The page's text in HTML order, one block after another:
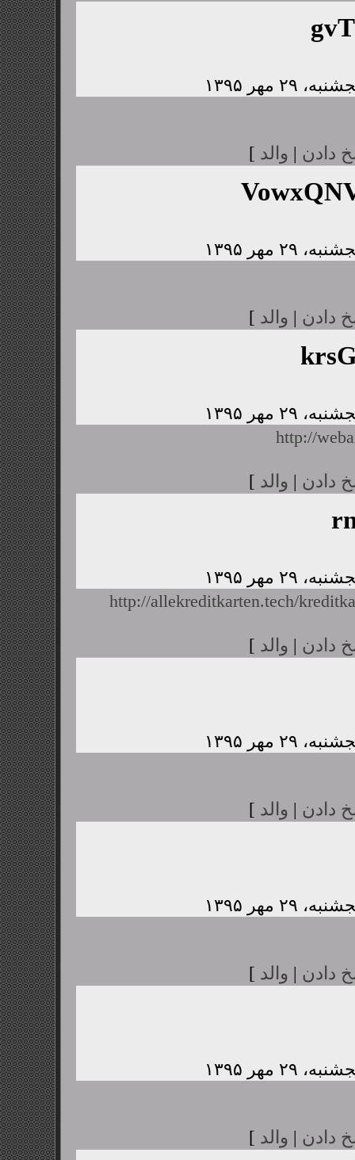
دادن | والد ]
دادن | والد ]
http://
دادن | والد ]
http://allekreditkarten.tech/
دادن | والد ]
دادن | والد ]
دادن | والد ]
دادن | والد ]